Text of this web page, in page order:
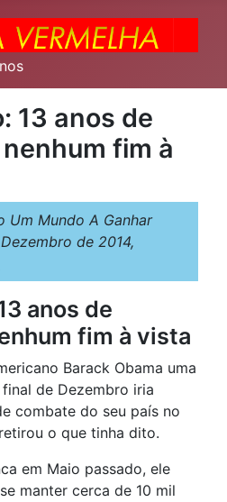
13 anos de
fim à
Um Mundo A Ganhar
de 2014,
anos de
fim à vista
Barack Obama uma
de Dezembro iria
combate do seu país no
o que tinha dito.
em Maio passado, ele
manter cerca de 10 mil